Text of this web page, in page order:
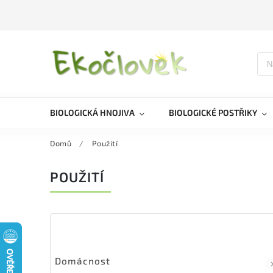
BIOLOGICKÁ HNOJIVA BIOLOGICKÉ POSTŘIKY
Domů / Použití
POUŽITÍ
Domácnost